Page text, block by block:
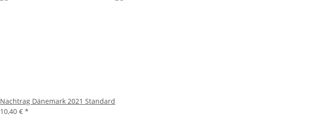
Nachtrag Dänemark 2021 Standard
10,40 € *